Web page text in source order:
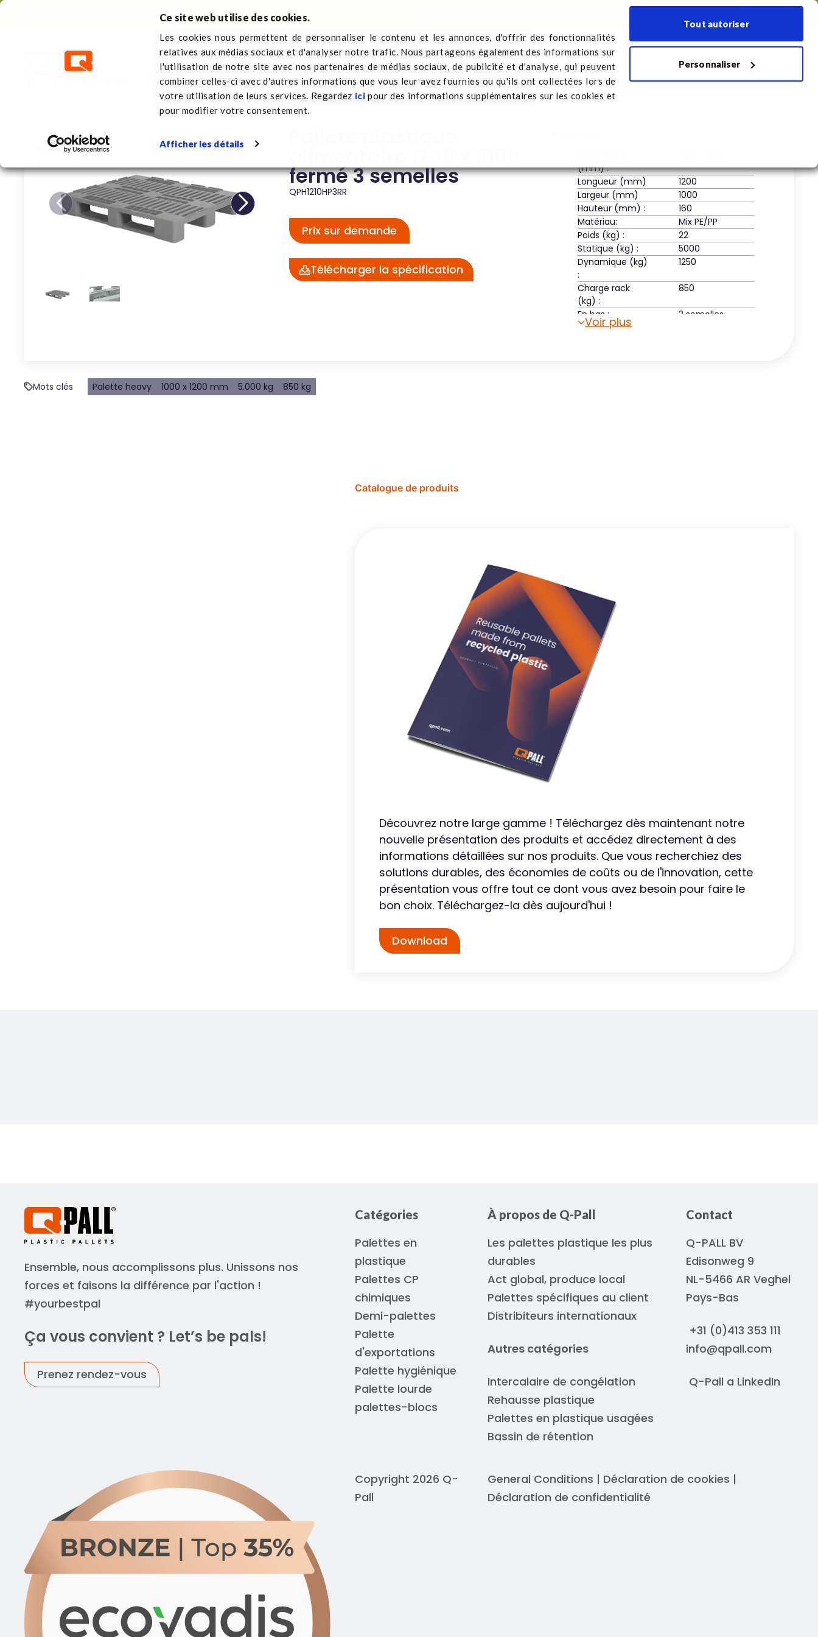
Ce site web utilise des cookies.
Les cookies nous permettent de personnaliser le contenu et les annonces, d'offrir des fonctionnalités
relatives aux médias sociaux et d'analyser notre trafic. Nous partageons également des informations sur
l'utilisation de notre site avec nos partenaires de médias sociaux, de publicité et d'analyse, qui peuvent
combiner celles-ci avec d'autres informations que vous leur avez fournies ou qu'ils ont collectées lors de
votre utilisation de leurs services. Regardez ici pour des informations supplémentaires sur les cookies et
pour modifier votre consentement.
Afficher les détails
Tout autoriser
Personnaliser
+33 (0)5 62 57 88 38
Palette plastique Sur Q-PallSecteursActualitésContactez-nousTransport du registre
1200 x 1000 mm Pallete plastique alimentaire 1200 x 1000 fermé 3 semelles
HEAVY
RECYCLED
fermé 3 semelles
QPH1210HP3RR
Prix sur demande
Télécharger la spécification
(mm) :
Longueur (mm)
1200
Largeur (mm)
1000
Hauteur (mm) :
160
Matériau:
Mix PE/PP
Poids (kg) :
22
Statique (kg) :
5000
Dynamique (kg)
:
1250
Charge rack
(kg) :
850
En bas :
3 semelles
Pont supérieur :
Voir plus
Mots clés Palette heavy 1000 x 1200 mm 5.000 kg 850 kg
Catalogue de produits
Découvrez notre large gamme ! Téléchargez dès maintenant notre
nouvelle présentation des produits et accédez directement à des
informations détaillées sur nos produits. Que vous recherchiez des
solutions durables, des économies de coûts ou de l'innovation, cette
présentation vous offre tout ce dont vous avez besoin pour faire le
bon choix. Téléchargez-la dès aujourd'hui !
Download
Ensemble, nous accomplissons plus. Unissons nos
forces et faisons la différence par l'action !
#yourbestpal
Ça vous convient ? Let’s be pals!
Prenez rendez-vous
Catégories
Palettes en
plastique
Palettes CP
chimiques
Demi-palettes
Palette
d'exportations
Palette hygiénique
Palette lourde
palettes-blocs
À propos de Q-Pall
Les palettes plastique les plus
durables
Act global, produce local
Palettes spécifiques au client
Distribiteurs internationaux
Autres catégories
Intercalaire de congélation
Rehausse plastique
Palettes en plastique usagées
Bassin de rétention
Contact
Q-PALL BV
Edisonweg 9
NL-5466 AR Veghel
Pays-Bas
+31 (0)413 353 111
info@qpall.com
Q-Pall a LinkedIn
Copyright 2026 Q-
Pall
General Conditions | Déclaration de cookies |
Déclaration de confidentialité